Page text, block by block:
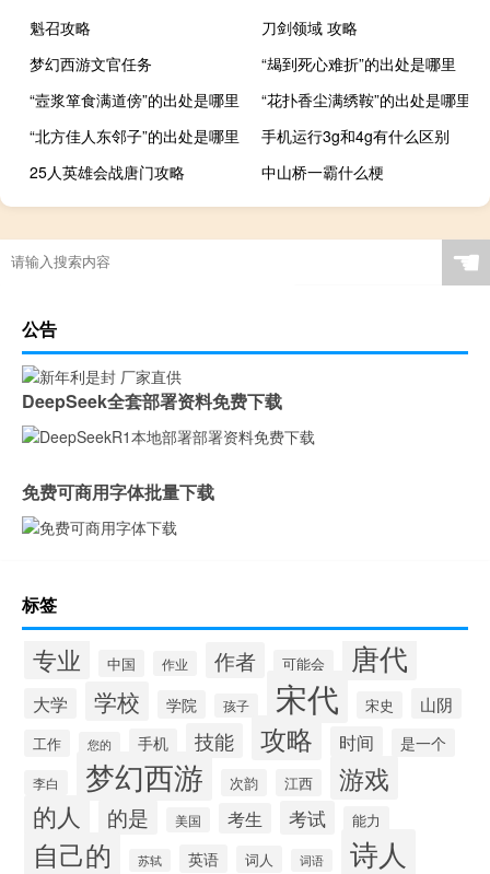
魁召攻略
刀剑领域 攻略
梦幻西游文官任务
“朅到死心难折”的出处是哪里
“壼浆箪食满道傍”的出处是哪里
“花扑香尘满绣鞍”的出处是哪里
“北方佳人东邻子”的出处是哪里
手机运行3g和4g有什么区别
25人英雄会战唐门攻略
中山桥一霸什么梗
☚
公告
DeepSeek全套部署资料免费下载
免费可商用字体批量下载
标签
专业 中国 作业 作者 可能会 唐代
大学 学校 学院 孩子 宋代 宋史 山阴
工作 您的 手机 技能 攻略 时间 是一个
李白 梦幻西游 次韵 江西 游戏
的人 的是 美国 考生 考试 能力
自己的 苏轼 英语 词人 词语 诗人